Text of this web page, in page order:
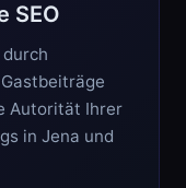
SEO
Autorität Ihrer
in Jena und